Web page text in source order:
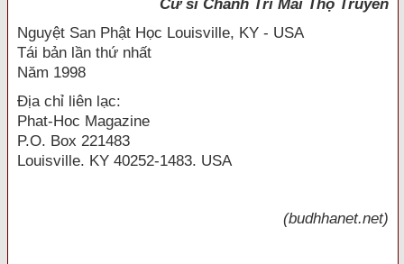
Cư sĩ Chánh Trí Mai Thọ Truyền
Nguyệt San Phật Học Louisville, KY - USA
Tái bản lần thứ nhất
Năm 1998
Ðịa chỉ liên lạc:
Phat-Hoc Magazine
P.O. Box 221483
Louisville. KY 40252-1483. USA
(budhhanet.net)